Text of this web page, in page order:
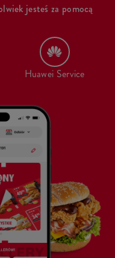
jesteś za pomocą
Huawei Service